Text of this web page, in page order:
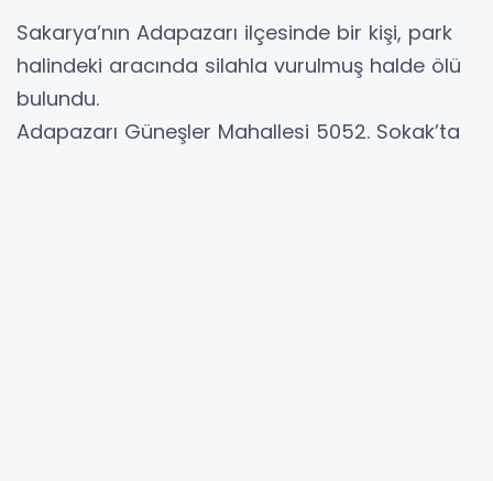
Sakarya’nın Adapazarı ilçesinde bir kişi, park
halindeki aracında silahla vurulmuş halde ölü
bulundu.
Adapazarı Güneşler Mahallesi 5052. Sokak’ta